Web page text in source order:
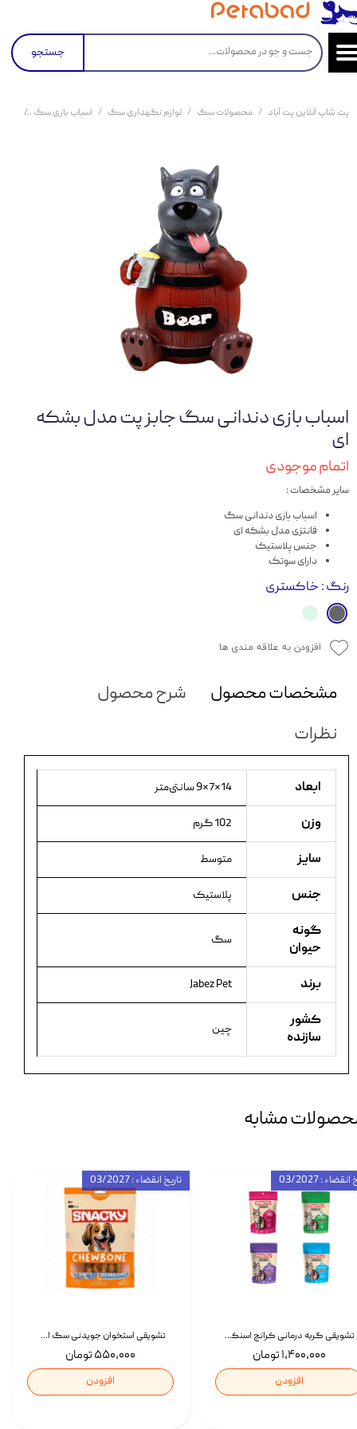
جستجو
پت شاپ آنلاین پت آباد محصولات سگ لوازم نگهداری سگ اسباب بازی سگ
اسباب بازی دندانی سگ جابز پت مدل بشکه
ای
اتمام موجودی
سایر مشخصات :
اسباب بازی دندانی سگ
فانتزی مدل بشکه ای
جنس پلاستیک
دارای سوتک
رنگ: خاکستری
افزودن به علاقه مندی ها
مشخصات محصول
شرح محصول
نظرات
ابعاد 14×7×9 سانتی‌متر
وزن 102 گرم
سایز متوسط
جنس پلاستیک
گونه
حیوان
سگ
برند Jabez Pet
کشور
سازنده
چین
مشابه
تشویقی استخوان جویدنی سگ اسنکی کرانچی با طعم مرغ Snacky Crunchy Munchy وزن 100 گرم
۵۵۰,۰۰۰ تومان
افزودن
تاریخ انقضاء : 03/2027
تشویقی گربه درمانی کرانچ اسنکی با طعم میکس Snacky Crunch Cat Treats وزن 60 گرم بسته 4 عددی
۱,۴۰۰,۰۰۰ تومان
افزودن
: 03/2027